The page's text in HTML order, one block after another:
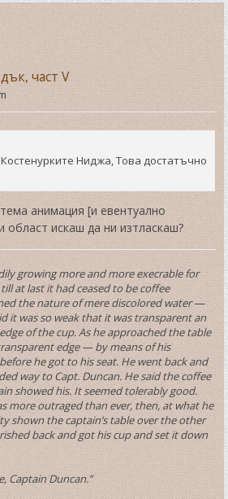
o
p
част V
Ниджа, Това достатъчно
анимация [и евентуално
област искаш да ни изтласкаш?
growing more and more execrable for
at last it had ceased to be coffee
the nature of mere discolored water —
it was so weak that it was transparent an
of the cup. As he approached the table
edge — by means of his
he got to his seat. He went back and
way to Capt. Duncan. He said the coffee
showed his. It seemed tolerably good.
more outraged than ever, then, at what he
shown the captain’s table over the other
back and got his cup and set it down
Captain Duncan.”